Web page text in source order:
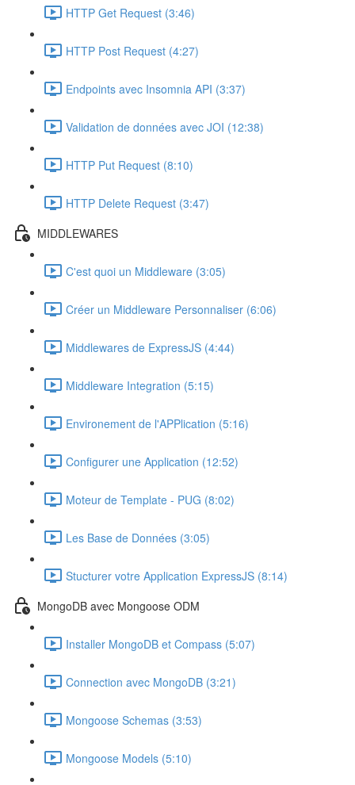
HTTP Get Request (3:46)
HTTP Post Request (4:27)
Endpoints avec Insomnia API (3:37)
Validation de données avec JOI (12:38)
HTTP Put Request (8:10)
HTTP Delete Request (3:47)
MIDDLEWARES
C'est quoi un Middleware (3:05)
Créer un Middleware Personnaliser (6:06)
Middlewares de ExpressJS (4:44)
Middleware Integration (5:15)
Environement de l'APPlication (5:16)
Configurer une Application (12:52)
Moteur de Template - PUG (8:02)
Les Base de Données (3:05)
Stucturer votre Application ExpressJS (8:14)
MongoDB avec Mongoose ODM
Installer MongoDB et Compass (5:07)
Connection avec MongoDB (3:21)
Mongoose Schemas (3:53)
Mongoose Models (5:10)